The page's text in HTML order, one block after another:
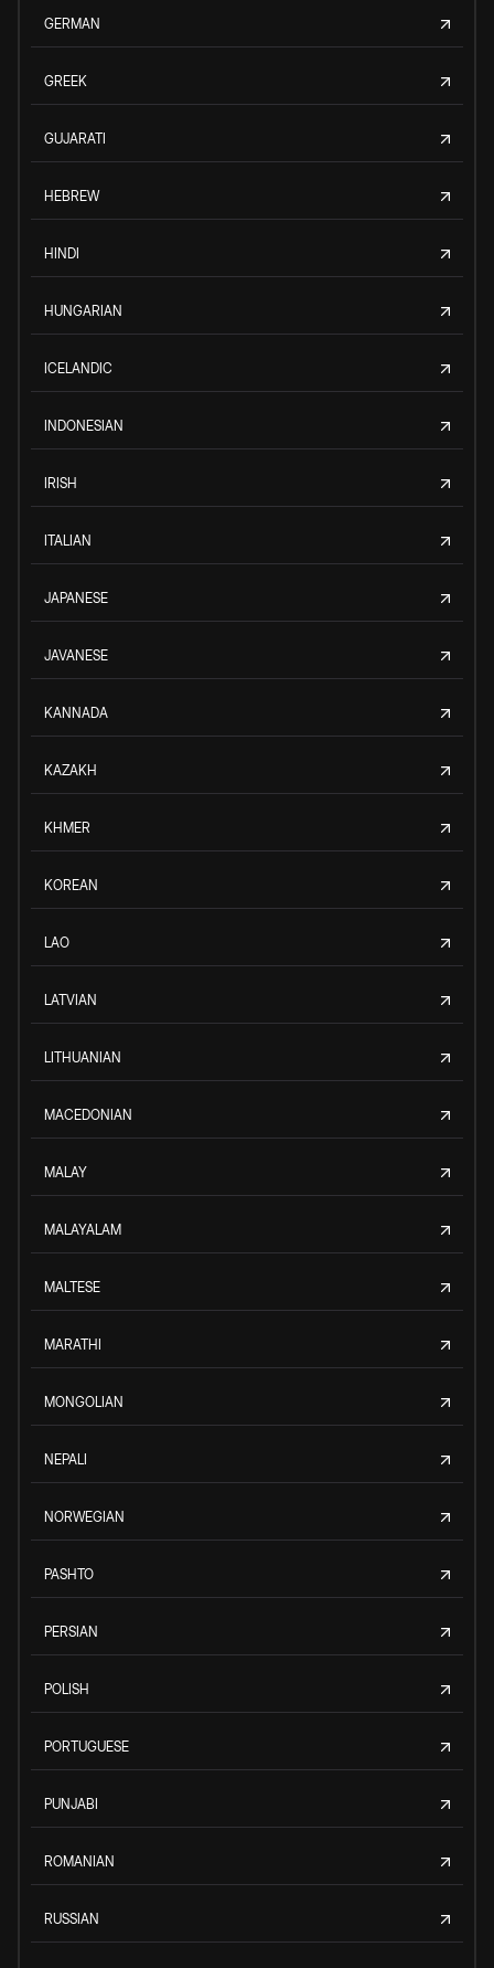
GERMAN
GREEK
GUJARATI
HEBREW
HINDI
HUNGARIAN
ICELANDIC
INDONESIAN
IRISH
ITALIAN
JAPANESE
JAVANESE
KANNADA
KAZAKH
KHMER
KOREAN
LAO
LATVIAN
LITHUANIAN
MACEDONIAN
MALAY
MALAYALAM
MALTESE
MARATHI
MONGOLIAN
NEPALI
NORWEGIAN
PASHTO
PERSIAN
POLISH
PORTUGUESE
PUNJABI
ROMANIAN
RUSSIAN